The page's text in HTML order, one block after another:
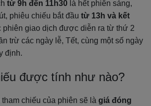
từ 9h đến 11h30 là hết phiên sáng,
phiêu chiếu bắt đầu từ 13h và kết
phiên giao dịch được diễn ra từ thứ 2
trừ các ngày lễ, Tết, cùng một số ngày
định.
được tính như nào?
chiếu của phiên sẽ là giá đóng